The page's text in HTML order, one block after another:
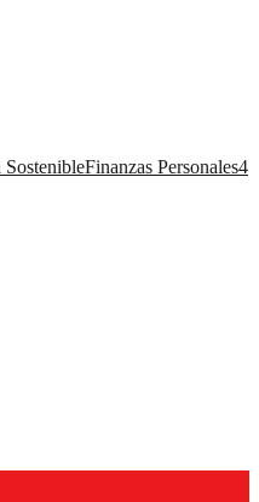
SostenibleFinanzas Personales4